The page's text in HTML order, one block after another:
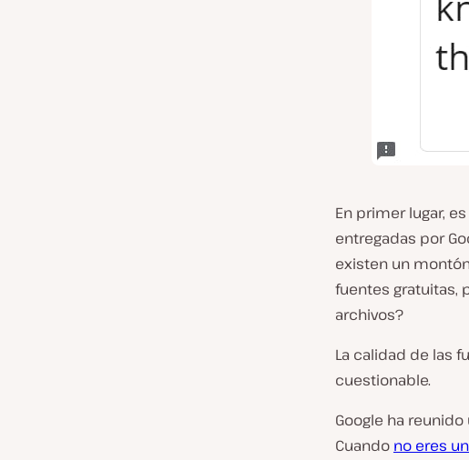
En primer lugar,
entregadas por
existen un
fuentes gratuitas,
archivos?
La calidad de las
cuestionable.
Google ha
Cuando no eres